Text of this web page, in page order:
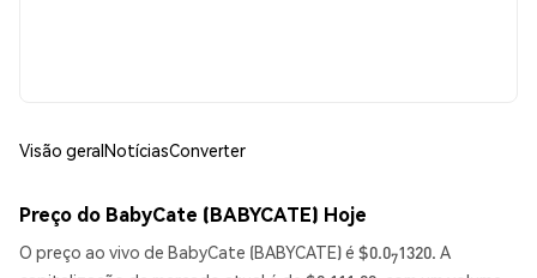
Visão geralNotíciasConverter
Preço do BabyCate (BABYCATE) Hoje
O preço ao vivo de BabyCate (BABYCATE) é $0.071320. A